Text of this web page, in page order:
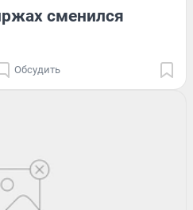
сменился
Обсудить